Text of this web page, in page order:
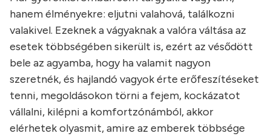
hanem élményekre: eljutni valahová, találkozni
valakivel. Ezeknek a vágyaknak a valóra váltása az
esetek többségében sikerült is, ezért az vésődött
bele az agyamba, hogy ha valamit nagyon
szeretnék, és hajlandó vagyok érte erőfeszítéseket
tenni, megoldásokon törni a fejem, kockázatot
vállalni, kilépni a komfortzónámból, akkor
elérhetek olyasmit, amire az emberek többsége